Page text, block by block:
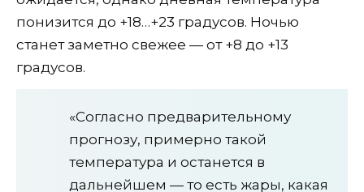
понизится до +18…+23 градусов. Ночью
станет заметно свежее — от +8 до +13
градусов.
«Согласно предварительному
прогнозу, примерно такой
температура и останется в
дальнейшем — то есть жары, какая